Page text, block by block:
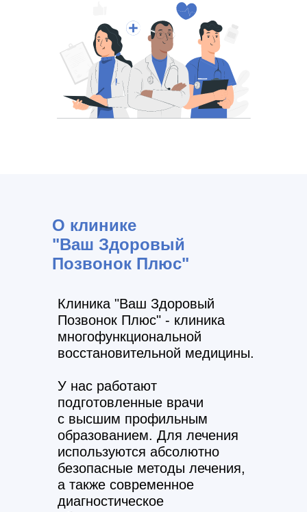
О клинике
"Ваш Здоровый
Позвонок Плюс"
Клиника "Ваш Здоровый
Позвонок Плюс" - клиника
многофункциональной
восстановительной медицины.
У нас работают
подготовленные врачи
с высшим профильным
образованием. Для лечения
используются абсолютно
безопасные методы лечения,
а также современное
диагностическое